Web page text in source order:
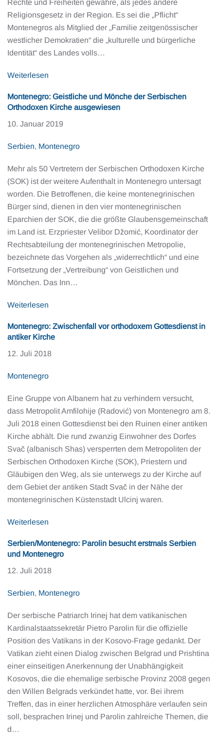
Rechte und Freiheiten gewähre, als jedes andere
Religionsgesetz in der Region. Es sei die „Pflicht“
Montenegros als Mitglied der „Familie zeitgenössischer
westlicher Demokratien“ die „kulturelle und bürgerliche
Identität“ des Landes volls…
Weiterlesen
Montenegro: Geistliche und Mönche der Serbischen
Orthodoxen Kirche ausgewiesen
10. Januar 2019
Serbien, Montenegro
Mehr als 50 Vertretern der Serbischen Orthodoxen Kirche
(SOK) ist der weitere Aufenthalt in Montenegro untersagt
worden. Die Betroffenen, die keine montenegrinischen
Bürger sind, dienen in den vier montenegrinischen
Eparchien der SOK, die die größte Glaubensgemeinschaft
im Land ist. Erzpriester Velibor Džomić, Koordinator der
Rechtsabteilung der montenegrinischen Metropolie,
bezeichnete das Vorgehen als „widerrechtlich“ und eine
Fortsetzung der „Vertreibung“ von Geistlichen und
Mönchen. Das Inn…
Weiterlesen
Montenegro: Zwischenfall vor orthodoxem Gottesdienst in
antiker Kirche
12. Juli 2018
Montenegro
Eine Gruppe von Albanern hat zu verhindern versucht,
dass Metropolit Amfilohije (Radović) von Montenegro am 8.
Juli 2018 einen Gottesdienst bei den Ruinen einer antiken
Kirche abhält. Die rund zwanzig Einwohner des Dorfes
Svač (albanisch Shas) versperrten dem Metropoliten der
Serbischen Orthodoxen Kirche (SOK), Priestern und
Gläubigen den Weg, als sie unterwegs zu der Kirche auf
dem Gebiet der antiken Stadt Svač in der Nähe der
montenegrinischen Küstenstadt Ulcinj waren.
Weiterlesen
Serbien/Montenegro: Parolin besucht erstmals Serbien
und Montenegro
12. Juli 2018
Serbien, Montenegro
Der serbische Patriarch Irinej hat dem vatikanischen
Kardinalstaatssekretär Pietro Parolin für die offizielle
Position des Vatikans in der Kosovo-Frage gedankt. Der
Vatikan zieht einen Dialog zwischen Belgrad und Prishtina
einer einseitigen Anerkennung der Unabhängigkeit
Kosovos, die die ehemalige serbische Provinz 2008 gegen
den Willen Belgrads verkündet hatte, vor. Bei ihrem
Treffen, das in einer herzlichen Atmosphäre verlaufen sein
soll, besprachen Irinej und Parolin zahlreiche Themen, die
d…